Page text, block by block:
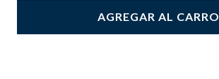
AGREGAR AL CARRO